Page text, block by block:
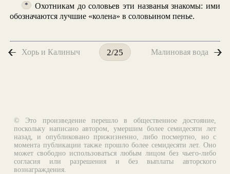
*
Охотникам до соловьев эти названья знакомы: ими
обозначаются лучшие «колена» в соловьином пенье.
Хорь и Калиныч 2/25 Малиновая вода
© Это произведение перешло в общественное достояние,
поскольку написано автором, умершим более семидесяти лет
назад, и опубликовано прижизненно, либо посмертно, но с
момента публикации также прошло более семидесяти лет. Оно
может свободно использоваться любым лицом без чьего-либо
согласия или разрешения и без выплаты авторского
вознаграждения.